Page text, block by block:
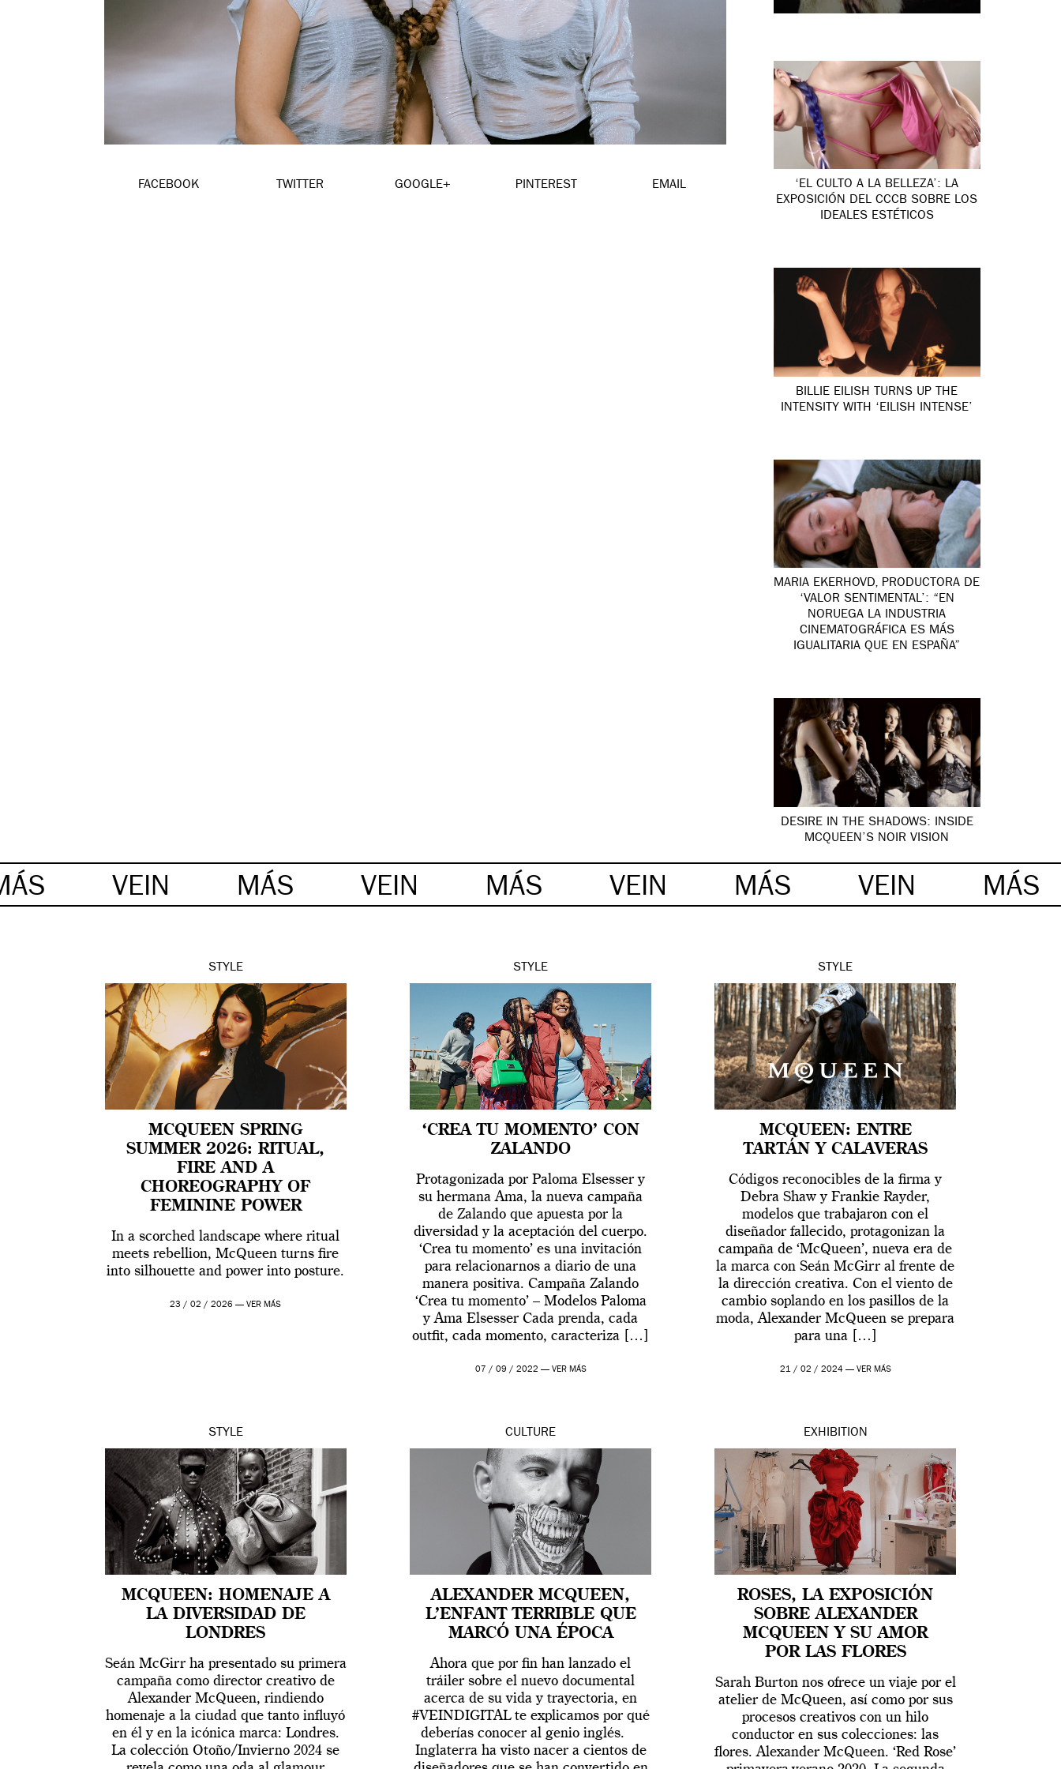
FACEBOOK TWITTER GOOGLE+ PINTEREST EMAIL
‘EL CULTO A LA BELLEZA’: LA
EXPOSICIÓN DEL CCCB SOBRE LOS
IDEALES ESTÉTICOS
BILLIE EILISH TURNS UP THE
INTENSITY WITH ‘EILISH INTENSE’
MARIA EKERHOVD, PRODUCTORA DE
‘VALOR SENTIMENTAL’: “EN
NORUEGA LA INDUSTRIA
CINEMATOGRÁFICA ES MÁS
IGUALITARIA QUE EN ESPAÑA”
DESIRE IN THE SHADOWS: INSIDE
MCQUEEN’S NOIR VISION
VEIN MÁS VEIN MÁS VEIN MÁS VEIN MÁS
STYLE
MCQUEEN SPRING
SUMMER 2026: RITUAL,
FIRE AND A
CHOREOGRAPHY OF
FEMININE POWER
In a scorched landscape where ritual
meets rebellion, McQueen turns fire
into silhouette and power into posture.
23 / 02 / 2026 —VER MÁS
STYLE
‘CREA TU MOMENTO’ CON
ZALANDO
Protagonizada por Paloma Elsesser y
su hermana Ama, la nueva campaña
de Zalando que apuesta por la
diversidad y la aceptación del cuerpo.
‘Crea tu momento’ es una invitación
para relacionarnos a diario de una
manera positiva. Campaña Zalando
‘Crea tu momento’ – Modelos Paloma
y Ama Elsesser Cada prenda, cada
outfit, cada momento, caracteriza […]
07 / 09 / 2022 — VER MÁS
STYLE
MCQUEEN: ENTRE
TARTÁN Y CALAVERAS
Códigos reconocibles de la firma y
Debra Shaw y Frankie Rayder,
modelos que trabajaron con el
diseñador fallecido, protagonizan la
campaña de ‘McQueen’, nueva era de
la marca con Seán McGirr al frente de
la dirección creativa. Con el viento de
cambio soplando en los pasillos de la
moda, Alexander McQueen se prepara
para una […]
21 / 02 / 2024 — VER MÁS
STYLE
MCQUEEN: HOMENAJE A
LA DIVERSIDAD DE
LONDRES
Seán McGirr ha presentado su primera
campaña como director creativo de
Alexander McQueen, rindiendo
homenaje a la ciudad que tanto influyó
en él y en la icónica marca: Londres.
La colección Otoño/Invierno 2024 se
CULTURE
ALEXANDER MCQUEEN,
L’ENFANT TERRIBLE QUE
MARCÓ UNA ÉPOCA
Ahora que por fin han lanzado el
tráiler sobre el nuevo documental
acerca de su vida y trayectoria, en
#VEINDIGITAL te explicamos por qué
deberías conocer al genio inglés.
Inglaterra ha visto nacer a cientos de
EXHIBITION
ROSES, LA EXPOSICIÓN
SOBRE ALEXANDER
MCQUEEN Y SU AMOR
POR LAS FLORES
Sarah Burton nos ofrece un viaje por el
atelier de McQueen, así como por sus
procesos creativos con un hilo
conductor en sus colecciones: las
flores. Alexander McQueen. ‘Red Rose’